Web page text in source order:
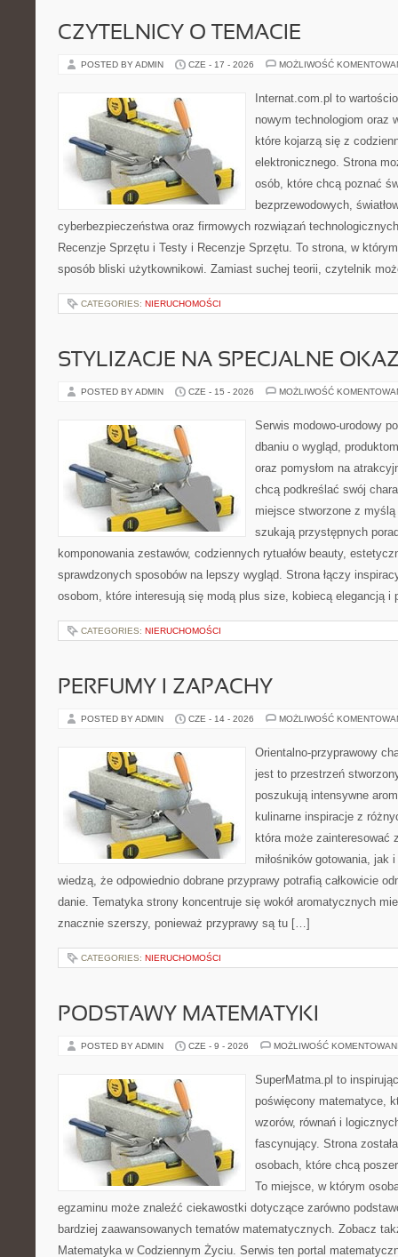
CZYTELNICY O TEMACIE
POSTED BY ADMIN CZE - 17 - 2026 MOŻLIWOŚĆ
Internat.com.pl to
nowym technologiom oraz
które kojarzą się z
elektronicznego. Strona
osób, które chcą poznać
bezprzewodowych,
cyberbezpieczeństwa oraz firmowych rozwiązań
Recenzje Sprzętu i Testy i Recenzje Sprzętu. To strona, w
sposób bliski użytkownikowi. Zamiast suchej teorii, czytelnik
CATEGORIES: NIERUCHOMOŚCI
STYLIZACJE NA SPECJALNE
POSTED BY ADMIN CZE - 15 - 2026 MOŻLIWOŚĆ
Serwis modowo-urodowy
dbaniu o wygląd,
oraz pomysłom na
chcą podkreślać swój
miejsce stworzone z
szukają przystępnych
komponowania zestawów, codziennych rytuałów beauty,
sprawdzonych sposobów na lepszy wygląd. Strona łączy
osobom, które interesują się modą plus size, kobiecą elegancją
CATEGORIES: NIERUCHOMOŚCI
PERFUMY I ZAPACHY
POSTED BY ADMIN CZE - 14 - 2026 MOŻLIWOŚĆ
Orientalno-przyprawowy
jest to przestrzeń
poszukują intensywne
kulinarne inspiracje z
która może zainteresować
miłośników gotowania, jak
wiedzą, że odpowiednio dobrane przyprawy potrafią całkowicie
danie. Tematyka strony koncentruje się wokół aromatycznych
znacznie szerszy, ponieważ przyprawy są tu […]
CATEGORIES: NIERUCHOMOŚCI
PODSTAWY MATEMATYKI
POSTED BY ADMIN CZE - 9 - 2026 MOŻLIWOŚĆ
SuperMatma.pl to
poświęcony matematyce,
wzorów, równań i
fascynujący. Strona
osobach, które chcą
To miejsce, w którym
egzaminu może znaleźć ciekawostki dotyczące zarówno
bardziej zaawansowanych tematów matematycznych. Zobacz
Matematyka w Codziennym Życiu. Serwis ten portal